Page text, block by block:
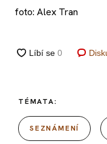
foto: Alex Tran
TÉMATA:
SEZNÁMENÍ